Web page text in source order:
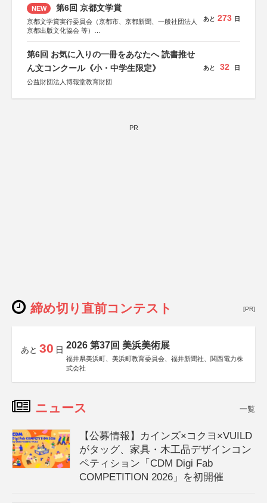
会、森林火災対策協会
NEW
第6回 京都文学賞
京都文学賞実行委員会（京都市、京都新聞、一般社団法人
京都出版文化協会 等）
集英社、小学館、祥伝社、新潮社、淡交社、ちいさいミシ
マ社、徳間書店、早川書房、PHP研究所、双葉社、文藝春
あと 273 日
第6回 お気に入りの一冊をあなたへ 読書推せ
ん文コンクール《小・中学生限定》
公益財団法人博報堂教育財団
あと 32 日
PR
締め切り直前コンテスト [PR]
あと 30 日 2026 第37回 美浜美術展
福井県美浜町、美浜町教育委員会、福井新聞社、関西電力株
式会社
ニュース 一覧
【公募情報】カインズ×コクヨ×VUILD
がタッグ、家具・木工品デザインコン
ペティション「CDM Digi Fab
COMPETITION 2026」を初開催